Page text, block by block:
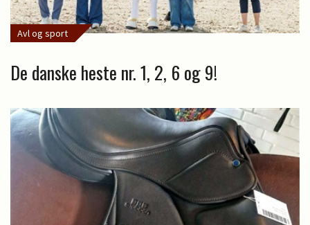
Avl og sport
De danske heste nr. 1, 2, 6 og 9!